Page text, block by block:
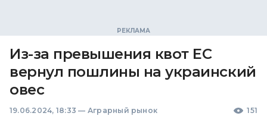
Из-за превышения квот ЕС
вернул пошлины на украинский
овес
19.06.2024, 18:33 — Аграрный рынок 151